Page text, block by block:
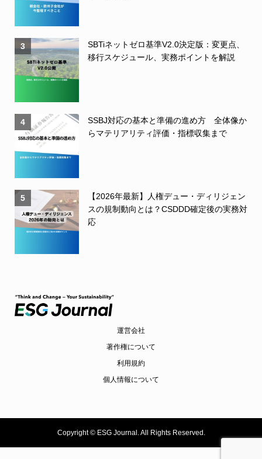
3
SBTiネットゼロ基準V2.0決定版：変更点、
移行スケジュール、実務ポイントを解説
4
SSBJ対応の基本と準備の進め方 全体像か
らマテリアリティ評価・指標収集まで
5
【2026年最新】人権デュー・ディリジェン
スの規制動向とは？CSDDD確定後の実務対
応
運営会社
著作権について
利用規約
個人情報について
Copyright ©ESG Journal. All Rights Reserved.